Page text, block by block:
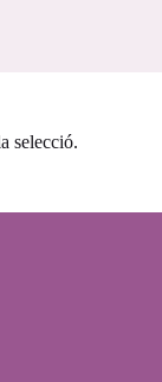
selecció.